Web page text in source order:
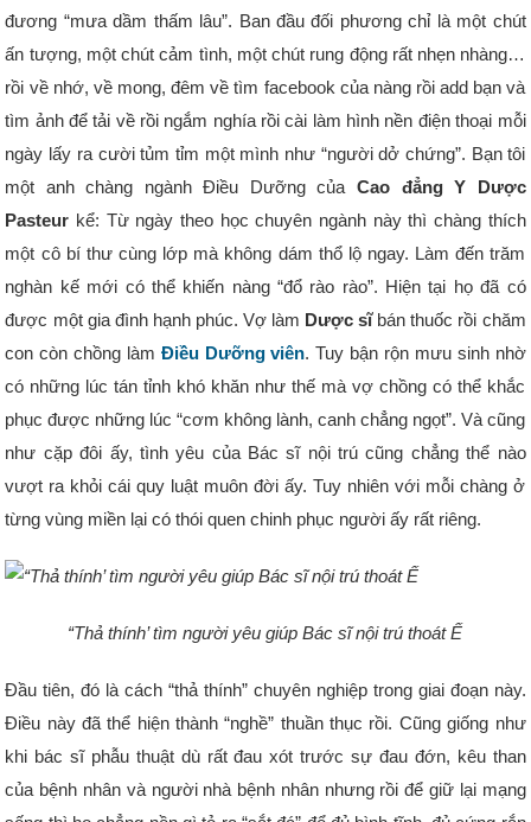
đương “mưa dầm thấm lâu”. Ban đầu đối phương chỉ là một chút
ấn tượng, một chút cảm tình, một chút rung động rất nhẹn nhàng…
rồi về nhớ, về mong, đêm về tìm facebook của nàng rồi add bạn và
tìm ảnh để tải về rồi ngắm nghía rồi cài làm hình nền điện thoại mỗi
ngày lấy ra cười tủm tỉm một mình như “người dở chứng”. Bạn tôi
một anh chàng ngành Điều Dưỡng của Cao đẳng Y Dược
Pasteur kể: Từ ngày theo học chuyên ngành này thì chàng thích
một cô bí thư cùng lớp mà không dám thổ lộ ngay. Làm đến trăm
nghàn kế mới có thể khiến nàng “đổ rào rào”. Hiện tại họ đã có
được một gia đình hạnh phúc. Vợ làm Dược sĩbán thuốc rồi chăm
con còn chồng làm Điều Dưỡng viên. Tuy bận rộn mưu sinh nhờ
có những lúc tán tỉnh khó khăn như thế mà vợ chồng có thể khắc
phục được những lúc “cơm không lành, canh chẳng ngọt”. Và cũng
như cặp đôi ấy, tình yêu của Bác sĩ nội trú cũng chẳng thể nào
vượt ra khỏi cái quy luật muôn đời ấy. Tuy nhiên với mỗi chàng ở
từng vùng miền lại có thói quen chinh phục người ấy rất riêng.
“Thả thính’ tìm người yêu giúp Bác sĩ nội trú thoát Ế
Đầu tiên, đó là cách “thả thính” chuyên nghiệp trong giai đoạn này.
Điều này đã thể hiện thành “nghề” thuần thục rồi. Cũng giống như
khi bác sĩ phẫu thuật dù rất đau xót trước sự đau đớn, kêu than
của bệnh nhân và người nhà bệnh nhân nhưng rồi để giữ lại mạng